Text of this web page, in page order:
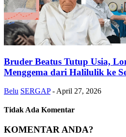
Bruder Beatus Tutup Usia,
Menggema dari Halilulik ke
Belu SERGAP - April 27, 2026
Tidak Ada Komentar
KOMENTAR ANDA?